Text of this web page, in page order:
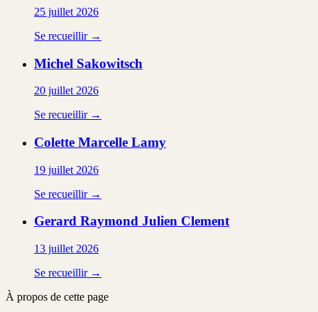
25 juillet 2026
Se recueillir →
Michel Sakowitsch
20 juillet 2026
Se recueillir →
Colette Marcelle Lamy
19 juillet 2026
Se recueillir →
Gerard Raymond Julien Clement
13 juillet 2026
Se recueillir →
À propos de cette page